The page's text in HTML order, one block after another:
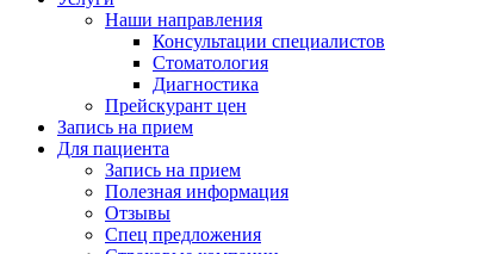
Наши направления
Консультации специалистов
Стоматология
Диагностика
Прейскурант цен
Запись на прием
Для пациента
Запись на прием
Полезная информация
Отзывы
Спец предложения